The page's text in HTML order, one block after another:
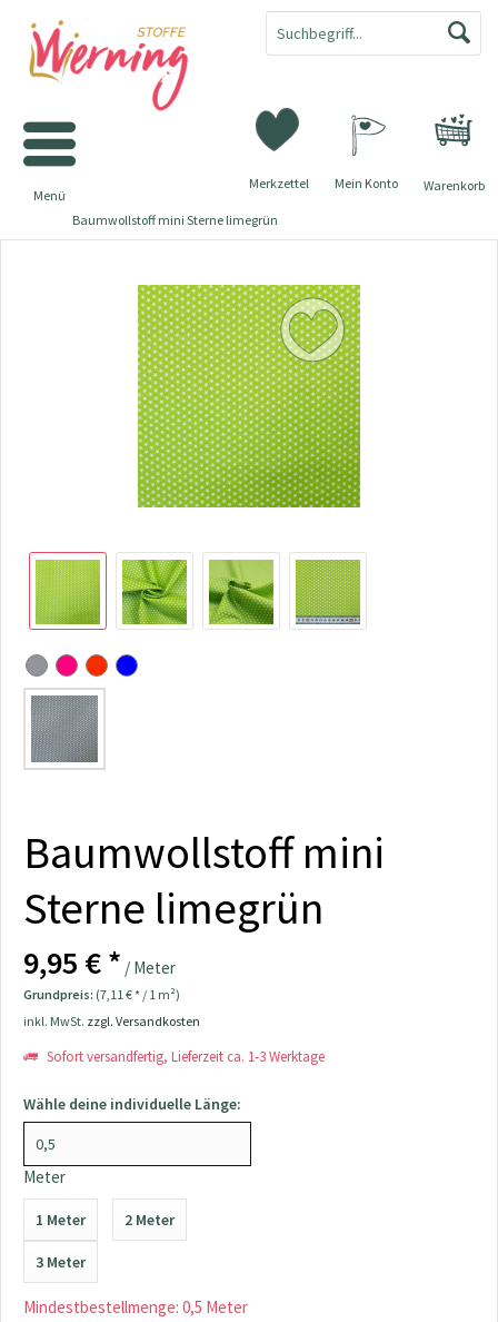
Warenkorb
Merkzettel Mein Konto
Menü
Baumwollstoff mini Sterne limegrün
Baumwollstoff mini
Sterne limegrün
9,95 € * / Meter
Grundpreis: (7,11 € * / 1 m²)
inkl. MwSt. zzgl. Versandkosten
Sofort versandfertig, Lieferzeit ca. 1-3 Werktage
Wähle deine individuelle Länge:
Meter
1 Meter 2 Meter
3 Meter
Mindestbestellmenge: 0,5 Meter